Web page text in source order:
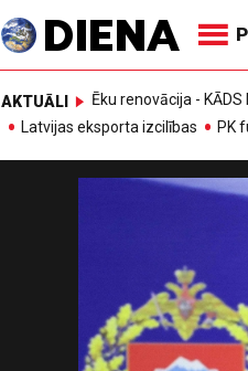
AKTUĀLI Ēku renovācija - KĀDS
Latvijas eksporta izcilības
PK